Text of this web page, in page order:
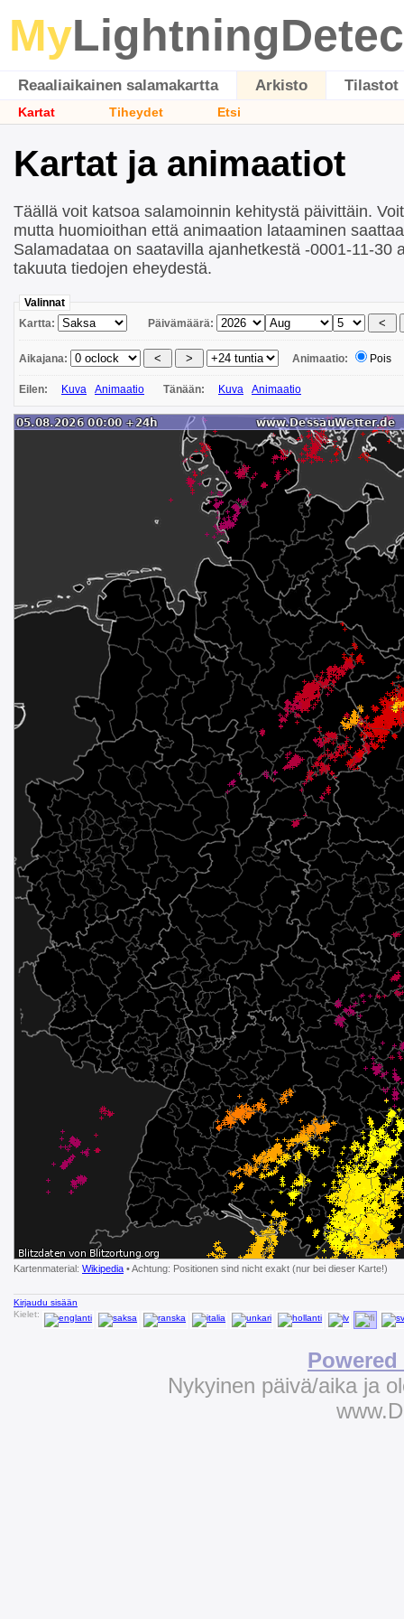
My
Reaaliaikainen salamakartta Arkisto Tilastot
Kartat Tiheydet Etsi
Kartat ja animaatiot
Täällä voit katsoa salamoinnin kehitystä päivittäin.
mutta huomioithan että animaation lataaminen
Salamadataa on saatavilla ajanhetkestä -0001-11-30
takuuta tiedojen eheydestä.
Valinnat
Kartta:
Päivämäärä:
Aikajana: Animaatio: Pois
Eilen: Kuva Animaatio Tänään: Kuva Animaatio
Kartenmaterial: Wikipedia • Achtung: Positionen sind nicht exakt (nur bei dieser Karte!)
Kirjaudu sisään
Kielet:
Nykyinen päivä/aika ja